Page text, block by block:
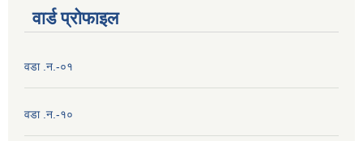
वार्ड प्राेफाइल
वडा .न.-०१
वडा .न.-१०